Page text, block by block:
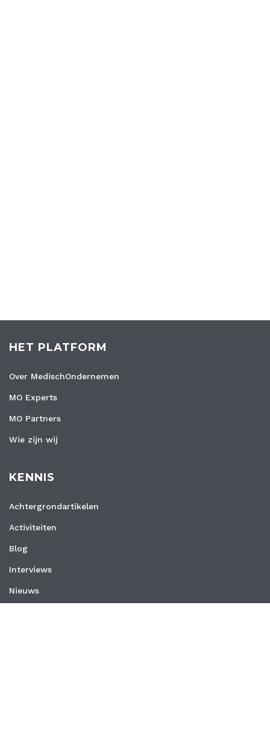
HET PLATFORM
Over MedischOndernemen
MO Experts
MO Partners
Wie zijn wij
KENNIS
Achtergrondartikelen
Activiteiten
Blog
Interviews
Nieuws